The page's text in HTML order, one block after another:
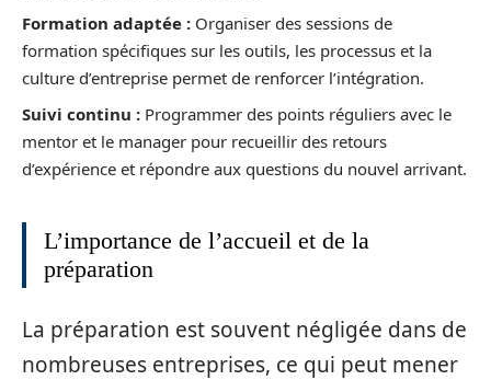
Formation adaptée : Organiser des sessions de
formation spécifiques sur les outils, les processus et la
culture d’entreprise permet de renforcer l’intégration.
Suivi continu : Programmer des points réguliers avec le
mentor et le manager pour recueillir des retours
d’expérience et répondre aux questions du nouvel arrivant.
L’importance de l’accueil et de la
préparation
La préparation est souvent négligée dans de
nombreuses entreprises, ce qui peut mener